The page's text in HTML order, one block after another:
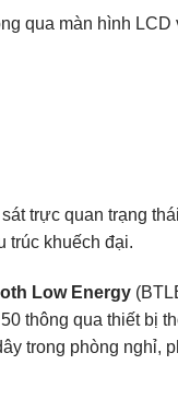
qua màn hình
trực quan trạng
trúc khuếch đại.
Low Energy
thông qua thiết bị
trong phòng nghỉ,